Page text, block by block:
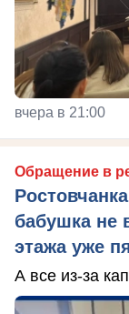
вчера в 21:00
Обращение в
бабушка не
этажа уже
А все из-за